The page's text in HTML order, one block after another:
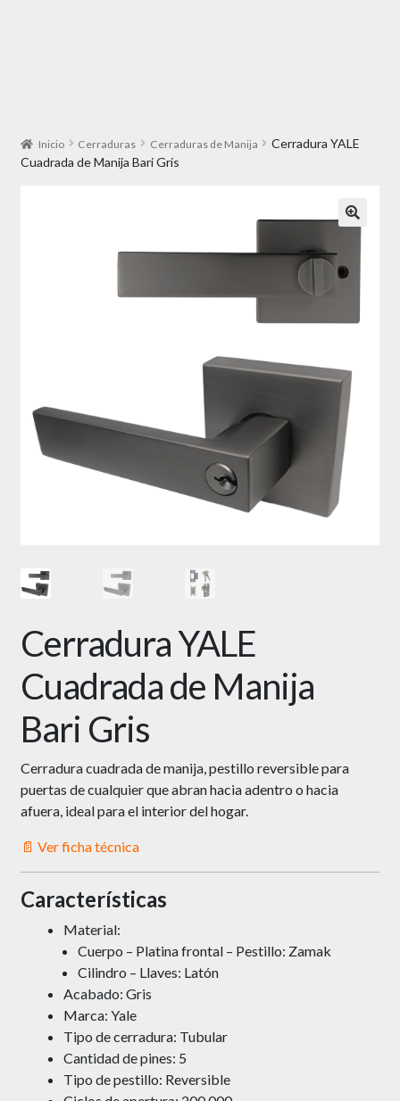
Inicio Cerraduras Cerraduras de Manija
Cerradura YALE
Cuadrada de Manija Bari Gris
Cerradura YALE
Cuadrada de Manija
Bari Gris
Cerradura cuadrada de manija, pestillo reversible para
puertas de cualquier que abran hacia adentro o hacia
afuera, ideal para el interior del hogar.
📄 Ver ficha técnica
Características
Material:
Cuerpo – Platina frontal – Pestillo: Zamak
Cilindro – Llaves: Latón
Acabado: Gris
Marca: Yale
Tipo de cerradura: Tubular
Cantidad de pines: 5
Tipo de pestillo: Reversible